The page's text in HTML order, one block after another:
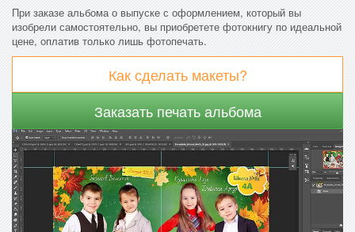
При заказе альбома о выпуске с оформлением, который вы
изобрели самостоятельно, вы приобретете фотокнигу по идеальной
цене, оплатив только лишь фотопечать.
Как сделать макеты?
Заказать печать альбома